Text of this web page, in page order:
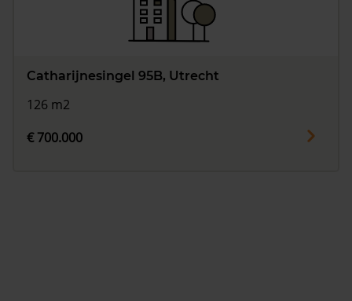
Catharijnesingel 95B, Utrecht
126 m2
€ 700.000